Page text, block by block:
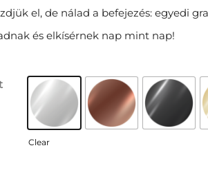
el, de nálad a befejezés: egyedi
és elkísérnek nap mint nap!
Clear